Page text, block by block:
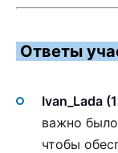
Ответы
Ivan_Lada
важно
чтобы